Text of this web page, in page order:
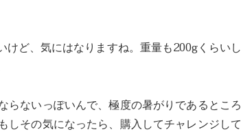
ど、気にはなりますね。重量も200gくらいし
らないっぽいんで、極度の暑がりであるところ
しその気になったら、購入してチャレンジして